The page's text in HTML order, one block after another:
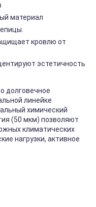
материал
кровлю от
эстетичность
долговечное
линейке
химический
(50 мкм) позволяют
климатических
нагрузки, активное